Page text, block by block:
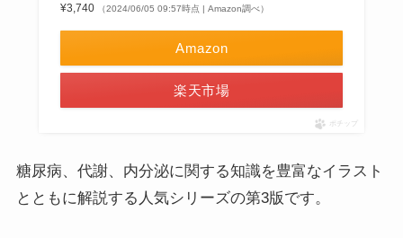
¥3,740
（2024/06/05 09:57時点 | Amazon調べ）
Amazon
楽天市場
ポチップ
糖尿病、代謝、内分泌に関する知識を豊富なイラスト
とともに解説する人気シリーズの第3版です。